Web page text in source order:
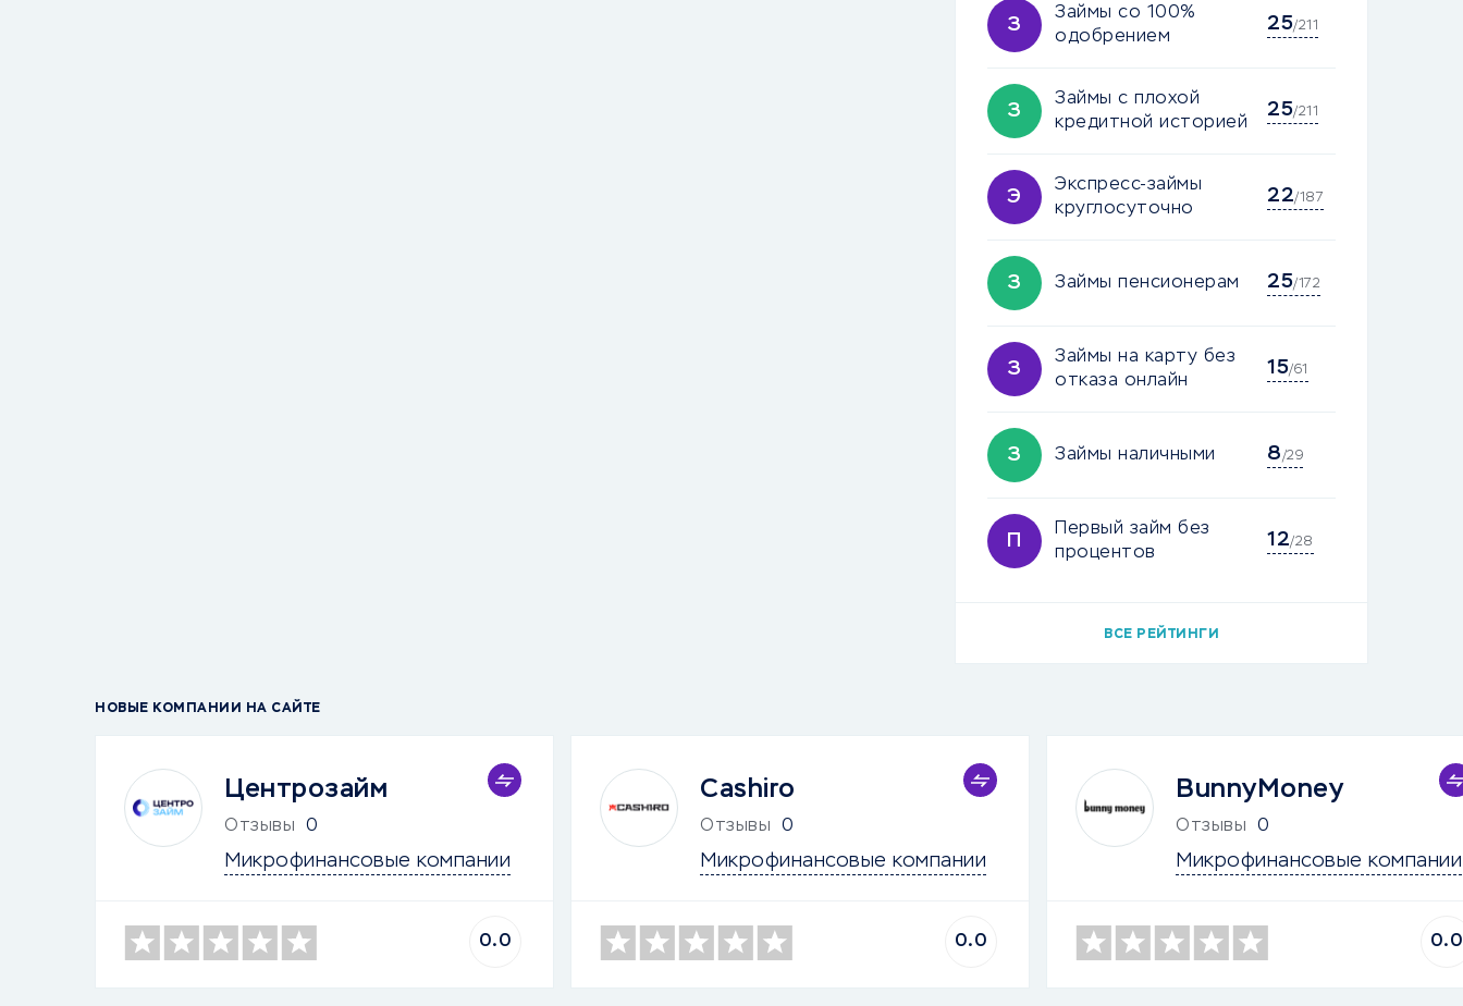
З
Займы со 100%
одобрением
25/211
З
Займы с плохой
кредитной историей
25/211
Э
Экспресс-займы
круглосуточно
22/187
З Займы пенсионерам 25/172
З
Займы на карту без
отказа онлайн
15/61
З Займы наличными 8/29
П
Первый займ без
процентов
12/28
ВСЕ РЕЙТИНГИ
НОВЫЕ КОМПАНИИ НА САЙТЕ
Центрозайм
Отзывы 0
Микрофинансовые компании
0.0
Cashiro
Отзывы 0
Микрофинансовые компании
0.0
BunnyMoney
Отзывы 0
Микрофинансовые компании
0.0